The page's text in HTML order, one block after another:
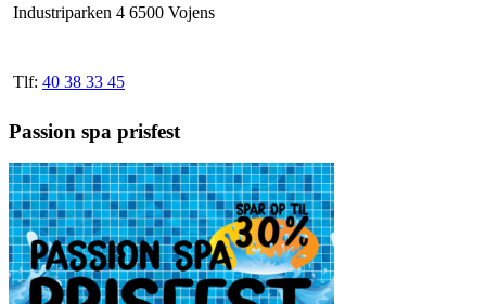
Industriparken 4 6500 Vojens
Tlf: 40 38 33 45
Passion spa prisfest